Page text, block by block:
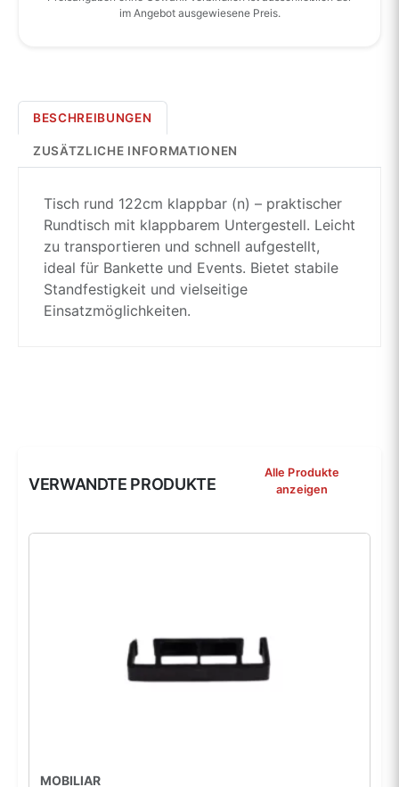
im Angebot ausgewiesene Preis.
BESCHREIBUNGEN
ZUSÄTZLICHE INFORMATIONEN
Tisch rund 122cm klappbar (n) – praktischer
Rundtisch mit klappbarem Untergestell. Leicht
zu transportieren und schnell aufgestellt,
ideal für Bankette und Events. Bietet stabile
Standfestigkeit und vielseitige
Einsatzmöglichkeiten.
VERWANDTE PRODUKTE
Alle Produkte
anzeigen
MOBILIAR